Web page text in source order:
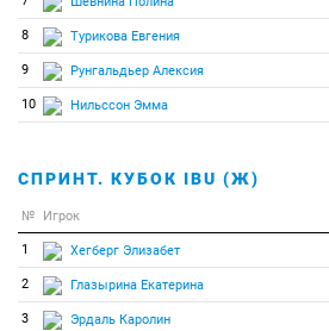
8 Турикова Евгения
9 Рунгальдьер Алексия
10 Нильссон Эмма
СПРИНТ. КУБОК IBU (Ж)
№ Игрок
1 Хегберг Элизабет
2 Глазырина Екатерина
3 Эрдаль Каролин